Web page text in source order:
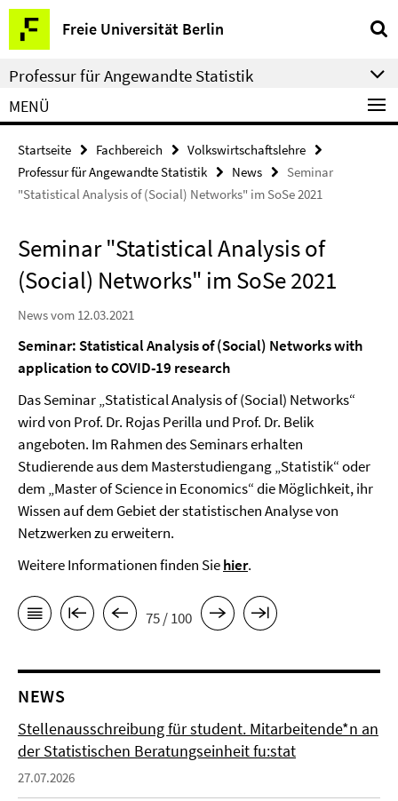
Springe
direkt
zu
Inhalt
Freie Universität Berlin
Service-
Navigation
Professur für Angewandte Statistik
MENÜ
Startseite Fachbereich
Volkswirtschaftslehre
Professur für Angewandte Statistik
News
Seminar
"Statistical Analysis of (Social) Networks" im SoSe 2021
Seminar "Statistical Analysis of
(Social) Networks" im SoSe 2021
News vom 12.03.2021
Seminar: Statistical Analysis of (Social) Networks with
application to COVID-19 research
Das Seminar „Statistical Analysis of (Social) Networks“
wird von Prof. Dr. Rojas Perilla und Prof. Dr. Belik
angeboten. Im Rahmen des Seminars erhalten
Studierende aus dem Masterstudiengang „Statistik“ oder
dem „Master of Science in Economics“ die Möglichkeit, ihr
Wissen auf dem Gebiet der statistischen Analyse von
Netzwerken zu erweitern.
Weitere Informationen finden Siehier.
75 / 100
NEWS
Stellenausschreibung für student. Mitarbeitende*n an
der Statistischen Beratungseinheit fu:stat
27.07.2026